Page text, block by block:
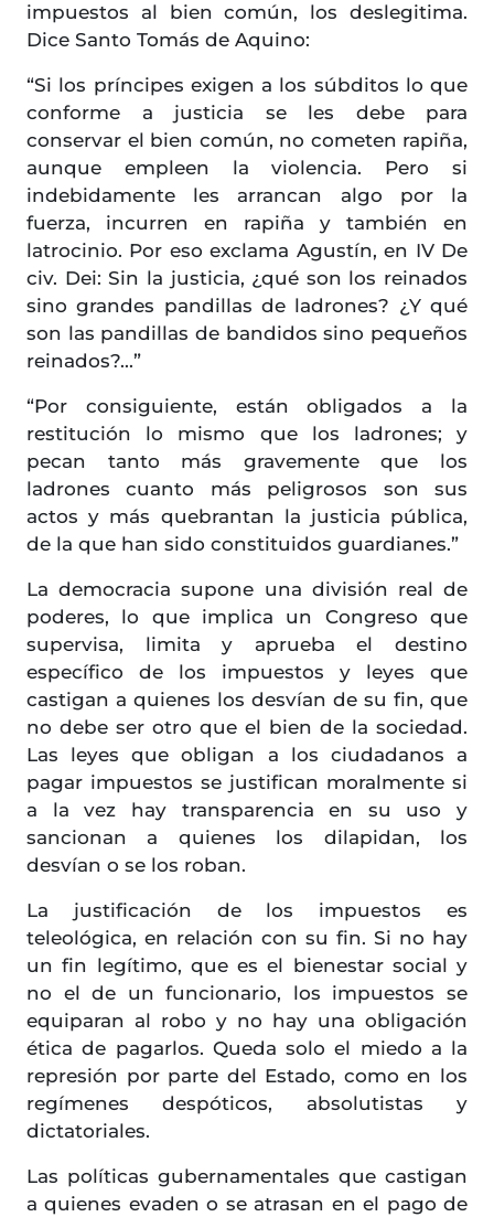
impuestos al bien común, los deslegitima.
Dice Santo Tomás de Aquino:
“Si los príncipes exigen a los súbditos lo que
conforme a justicia se les debe para
conservar el bien común, no cometen rapiña,
aunque empleen la violencia. Pero si
indebidamente les arrancan algo por la
fuerza, incurren en rapiña y también en
latrocinio. Por eso exclama Agustín, en IV De
civ. Dei: Sin la justicia, ¿qué son los reinados
sino grandes pandillas de ladrones? ¿Y qué
son las pandillas de bandidos sino pequeños
reinados?...”
“Por consiguiente, están obligados a la
restitución lo mismo que los ladrones; y
pecan tanto más gravemente que los
ladrones cuanto más peligrosos son sus
actos y más quebrantan la justicia pública,
de la que han sido constituidos guardianes.”
La democracia supone una división real de
poderes, lo que implica un Congreso que
supervisa, limita y aprueba el destino
específico de los impuestos y leyes que
castigan a quienes los desvían de su fin, que
no debe ser otro que el bien de la sociedad.
Las leyes que obligan a los ciudadanos a
pagar impuestos se justifican moralmente si
a la vez hay transparencia en su uso y
sancionan a quienes los dilapidan, los
desvían o se los roban.
La justificación de los impuestos es
teleológica, en relación con su fin. Si no hay
un fin legítimo, que es el bienestar social y
no el de un funcionario, los impuestos se
equiparan al robo y no hay una obligación
ética de pagarlos. Queda solo el miedo a la
represión por parte del Estado, como en los
regímenes despóticos, absolutistas y
dictatoriales.
Las políticas gubernamentales que castigan
a quienes evaden o se atrasan en el pago de